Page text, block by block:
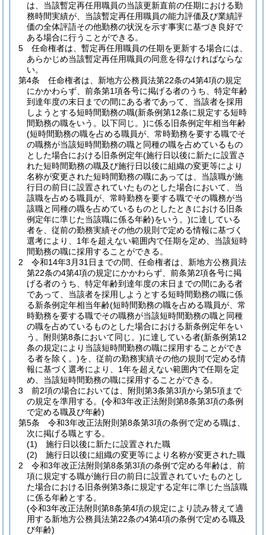
は、当該暫定再任用職員の当該更新直前の任期における勤
務時間実績が、当該暫定再任用職員の能力評価及び業績評
価の全体評語その他勤務の状況を示す事実に基づき良好で
ある場合に行うことができる。
5
任命権者は、暫定再任用職員の任期を更新する場合には、
あらかじめ当該暫定再任用職員の同意を得なければならな
い。
第4条
任命権者は、新地方公務員法第22条の4第4項の規定
にかかわらず、前条第1項各号に掲げる者のうち、特定年齢
到達年度の末日までの間にある者であって、当該者を採用
しようとする短時間勤務の職(新条例第12条に規定する短時
間勤務の職をいう。以下同じ。)に係る旧条例定年相当年齢
(短時間勤務の職を占める職員が、常時勤務を要する職でそ
の職務が当該短時間勤務の職と同種の職を占めているもの
とした場合における旧条例定年(施行日以後に新たに設置さ
れた短時間勤務の職及び施行日以後に組織の変更等により
名称が変更された短時間勤務の職にあっては、当該職が施
行日の前日に設置されていたものとした場合において、当
該職を占める職員が、常時勤務を要する職でその職務が当
該職と同種の職を占めているものとしたときにおける旧条
例定年に準じた当該職に係る年齢)をいう。)に達している
者を、従前の勤務実績その他の規則で定める情報に基づく
選考により、1年を超えない範囲内で任期を定め、当該短時
間勤務の職に採用することができる。
2
令和14年3月31日までの間、任命権者は、新地方公務員法
第22条の4第4項の規定にかかわらず、前条第2項各号に掲
げる者のうち、特定年齢到達年度の末日までの間にある者
であって、当該者を採用しようとする短時間勤務の職に係
る新条例定年相当年齢(短時間勤務の職を占める職員が、常
時勤務を要する職でその職務が当該短時間勤務の職と同種
の職を占めているものとした場合における新条例定年をい
う。附則第8条において同じ。)に達している者(新条例第12
条の規定により当該短時間勤務の職に採用することができ
る者を除く。)を、従前の勤務実績その他の規則で定める情
報に基づく選考により、1年を超えない範囲内で任期を定
め、当該短時間勤務の職に採用することができる。
3
前2項の場合においては、附則第3条第3項から第5項まで
の規定を準用する。 (令和3年改正法附則第8条第3項の条例
で定める職及び年齢)
第5条
令和3年改正法附則第8条第3項の条例で定める職は、
次に掲げる職とする。
(1)
施行日以後に新たに設置された職
(2)
施行日以後に組織の変更等により名称が変更された職
2
令和3年改正法附則第8条第3項の条例で定める年齢は、前
項に規定する職が施行日の前日に設置されていたものとし
た場合における旧条例第3条に規定する定年に準じた当該職
に係る年齢とする。
(令和3年改正法附則第8条第4項の規定により読み替えて適
用する新地方公務員法第22条の4第4項の条例で定める職及
び年齢)